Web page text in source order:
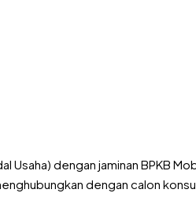
dengan jaminan BPKB
dengan calon